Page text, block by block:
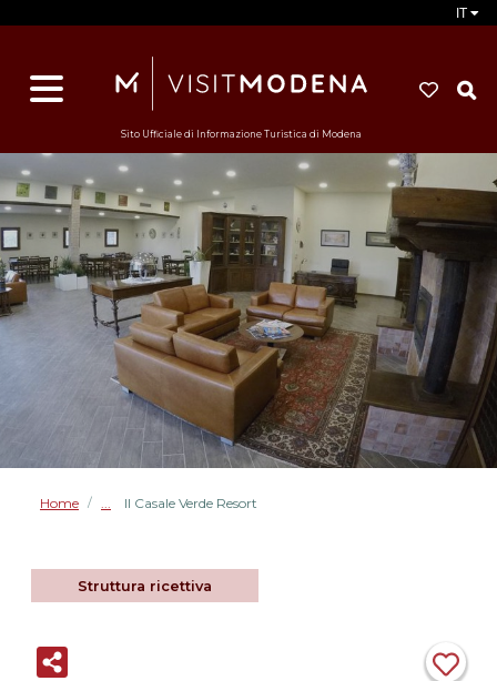
IT
Sito Ufficiale di Informazione Turistica di Modena
Home / Il Casale Verde Resort
Struttura ricettiva